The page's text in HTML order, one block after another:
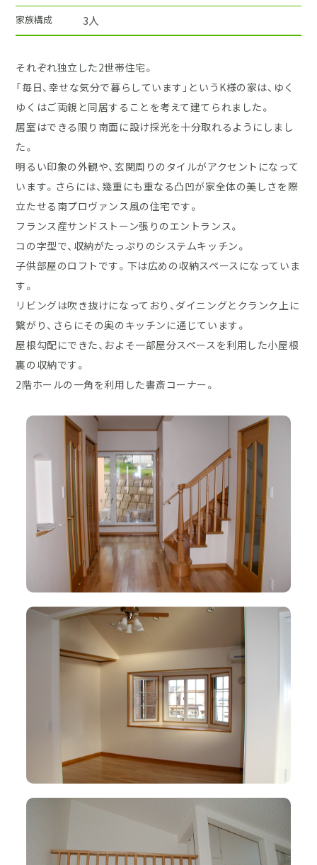
家族構成 3人
それぞれ独立した2世帯住宅。
「毎日、幸せな気分で暮らしています」というK様の家は、ゆく
ゆくはご両親と同居することを考えて建てられました。
居室はできる限り南面に設け採光を十分取れるようにしまし
た。
明るい印象の外観や、玄関周りのタイルがアクセントになって
います。さらには、幾重にも重なる凸凹が家全体の美しさを際
立たせる南プロヴァンス風の住宅です。
フランス産サンドストーン張りのエントランス。
コの字型で、収納がたっぷりのシステムキッチン。
子供部屋のロフトです。下は広めの収納スペースになっていま
す。
リビングは吹き抜けになっており、ダイニングとクランク上に
繋がり、さらにその奥のキッチンに通じています。
屋根勾配にできた、およそ一部屋分スペースを利用した小屋根
裏の収納です。
2階ホールの一角を利用した書斎コーナー。